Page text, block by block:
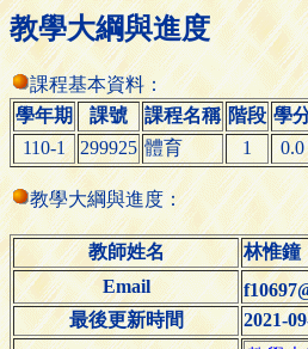
教學大綱與進度
課程基本資料：
學年期
課號 課程名稱 階段 學
110-1
299925 體育 1 0.0
教學大綱與進度：
教師姓名
林惟鐘
Email
最後更新時間
2021-